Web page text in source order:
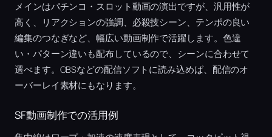
メインはパチンコ・スロット動画の演出ですが、汎用性が
高く、リアクションの強調、必殺技シーン、テンポの良い
編集のつなぎなど、幅広い動画制作で活躍します。色違
い・パターン違いも配布しているので、シーンに合わせて
選べます。OBSなどの配信ソフトに読み込めば、配信のオ
ーバーレイ素材にもなります。
SF動画制作での活用例